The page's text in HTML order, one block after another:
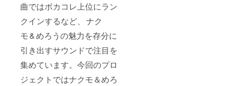
曲ではボカコレ上位にラン
クインするなど、 ナク
モ & めろうの魅力を存分に
引き出すサウンドで注目を
集めています。今回のプロ
ジェクトではナクモ＆めろ